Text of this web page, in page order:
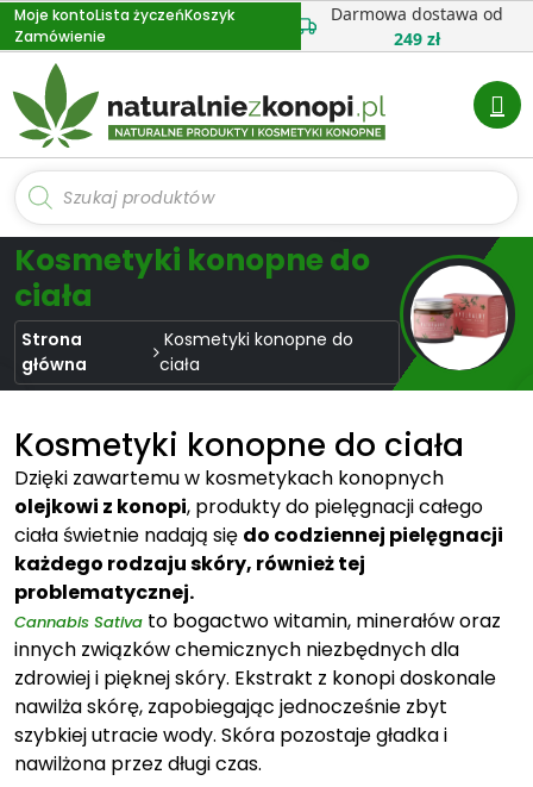
Przejdź
do
treści
Moje kontoLista życzeńKoszyk
Zamówienie
Darmowa dostawa od
249 zł
Wyszukiwarka
produktów
Kosmetyki konopne do
ciała
Strona
główna
Kosmetyki konopne do
ciała
Kosmetyki konopne do ciała
Dzięki zawartemu w kosmetykach konopnych
olejkowi z konopi, produkty do pielęgnacji całego
ciała świetnie nadają się do codziennej pielęgnacji
każdego rodzaju skóry, również tej
problematycznej.
Cannabis Sativa to bogactwo witamin, minerałów oraz
innych związków chemicznych niezbędnych dla
zdrowiej i pięknej skóry. Ekstrakt z konopi doskonale
nawilża skórę, zapobiegając jednocześnie zbyt
szybkiej utracie wody. Skóra pozostaje gładka i
nawilżona przez długi czas.